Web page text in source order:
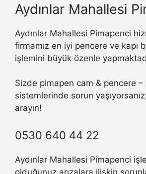
Aydınlar Mahallesi
Aydınlar Mahallesi Pimapenci
firmamız en iyi pencere ve kapı
işlemini büyük özenle
Sizde pimapen cam & pencere –
sistemlerinde sorun
arayın!
0530 640 44 22
Aydınlar Mahallesi Pimapenci
olduğunuz arızalara ilişkin